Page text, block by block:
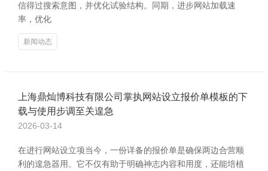
信得过搜索意图，并优化试验结构。同期，进步网站加载速
率，优化
新闻动态
上海鼎灿博科技有限公司掌执网站设立报价单模板的下
载与使用步调至关遑急
2026-03-14
在进行网站设立项当今，一份详备的报价单是确保两边合营顺
利的遑急器用。它不仅有助于明确神志内容和用度，还能培植